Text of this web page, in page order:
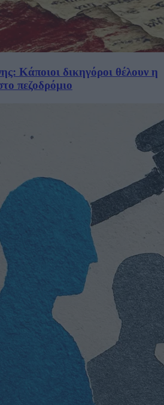
Κάποιοι δικηγόροι θέλουν η
πεζοδρόμιο